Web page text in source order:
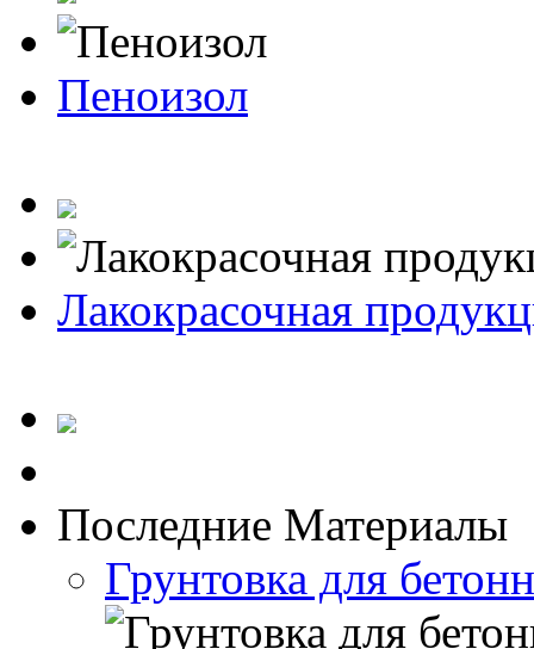
Пеноизол
Лакокрасочная
Последние Материалы
Грунтовка для